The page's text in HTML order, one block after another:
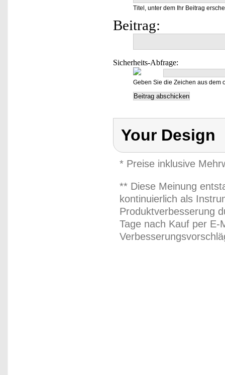
Titel, unter dem Ihr Beitrag
Beitrag:
Sicherheits-Abfrage:
Geben Sie die Zeichen aus dem
Your Design
* Preise inklusive
** Diese Meinung
kontinuierlich als
Produktverbesserung
Tage nach Kauf per E-